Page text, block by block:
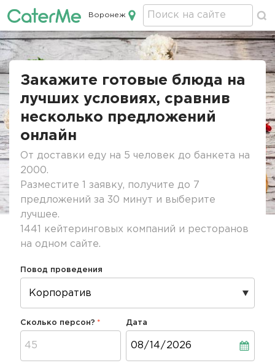
Кейтеринг в Воронеже
Воронеж
Строка
Закажите готовые блюда на
лучших условиях, сравнив
несколько предложений
онлайн
От доставки еду на 5 человек до банкета на
2000.
Разместите 1 заявку, получите до 7
предложений за 30 минут и выберите
лучшее.
1441 кейтеринговых компаний и ресторанов
на одном сайте.
Повод проведения
Сколько персон? Дата